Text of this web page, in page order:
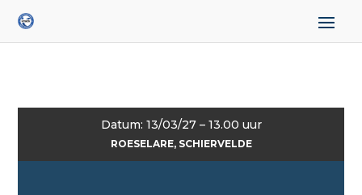
Datum: 13/03/27 – 13.00 uur
ROESELARE, SCHIERVELDE